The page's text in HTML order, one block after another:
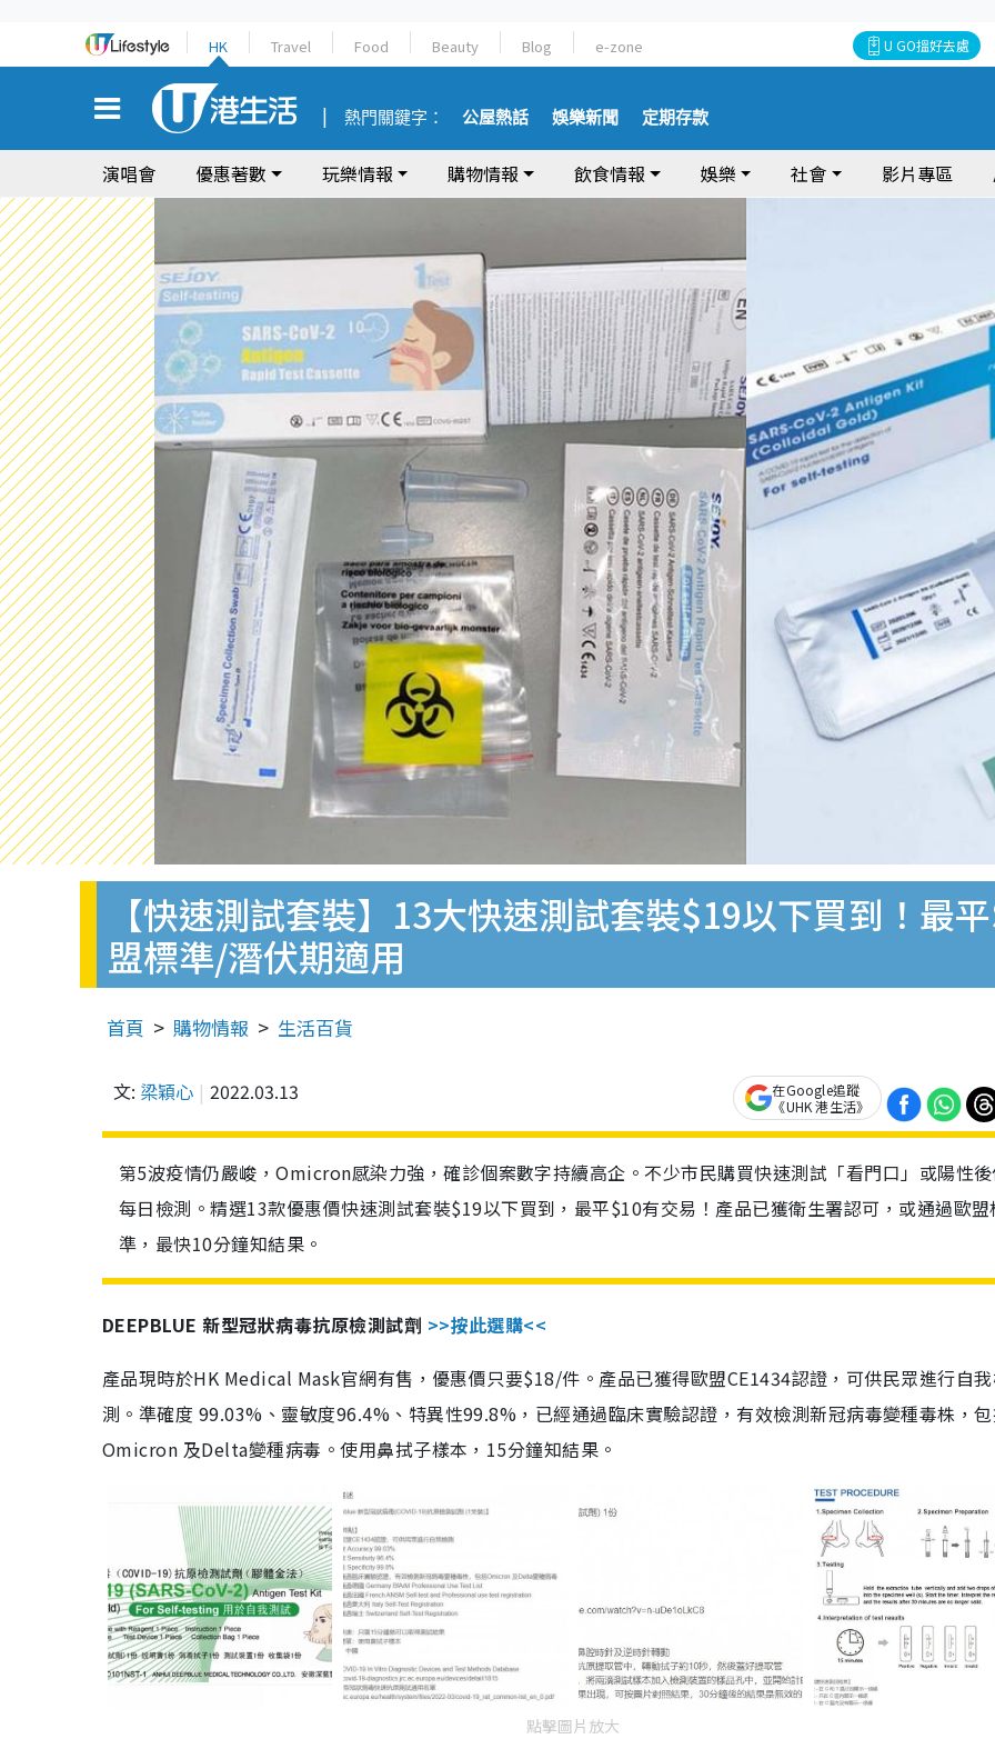
HK Travel Food Beauty Blog e-zone U GO搵好去處
熱門關鍵字： 公屋熱話 娛樂新聞 定期存款
演唱會 優惠著數 玩樂情報 購物情報 飲食情報 娛樂 社會 影片專區
【快速測試套裝】13大快速測試套裝$19以下買到！最
盟標準/潛伏期適用
首頁 購物情報 生活百貨
文: 梁穎心 2022.03.13
在Google追蹤
《UHK 港生活》
第5波疫情仍嚴峻，Omicron感染力強，確診個案數字持續高企。不少市民購買快速測試「看門口」或陽性
每日檢測。精選13款優惠價快速測試套裝$19以下買到，最平$10有交易！產品已獲衛生署認可，或通過歐盟
準，最快10分鐘知結果。
DEEPBLUE 新型冠狀病毒抗原檢測試劑 >>按此選購<<
產品現時於HK Medical Mask官網有售，優惠價只要$18/件。產品已獲得歐盟CE1434認證，可供民眾進行自
測。準確度 99.03%、靈敏度96.4%、特異性99.8%，已經通過臨床實驗認證，有效檢測新冠病毒變種毒株，
Omicron 及Delta變種病毒。使用鼻拭子樣本，15分鐘知結果。
點擊圖片放大